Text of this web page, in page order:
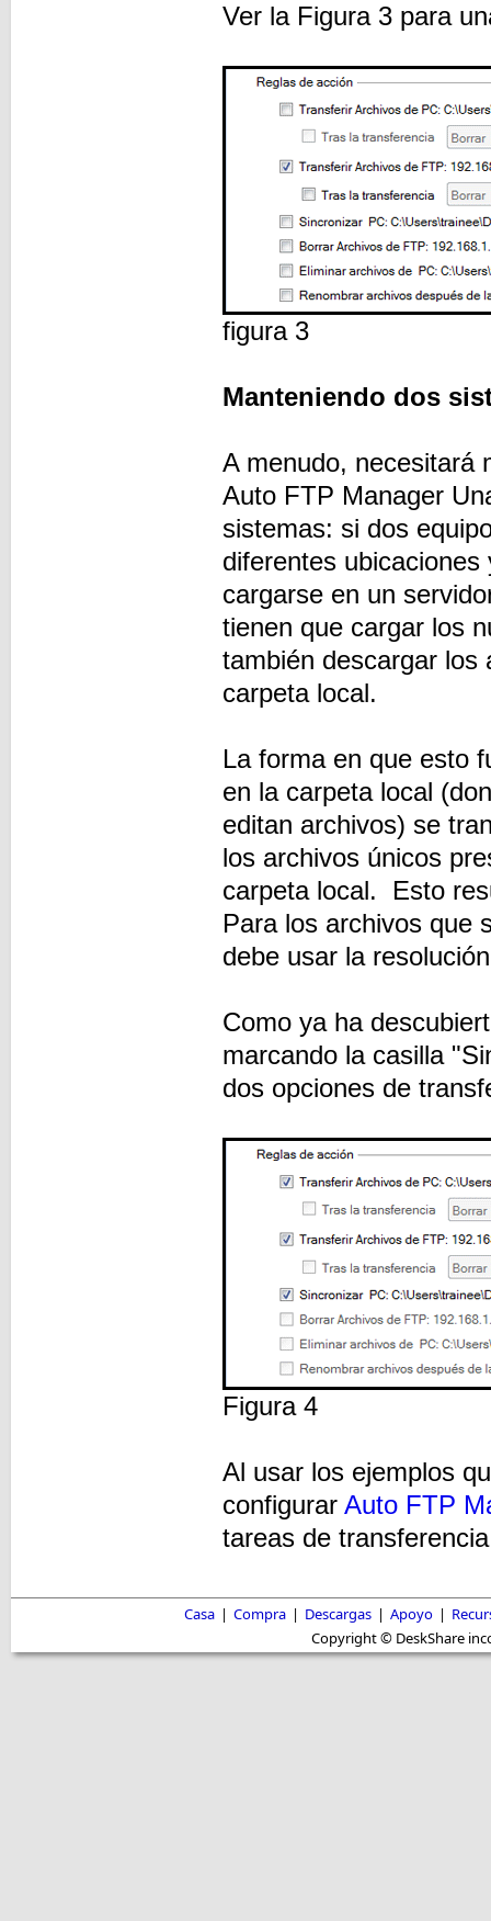
Ver la Figura 3 para
figura 3
Manteniendo dos
A menudo, necesitará
Auto FTP Manager
sistemas: si dos
diferentes
cargarse en un
tienen que cargar los
también descargar los
carpeta local.
La forma en que esto
en la carpeta local
editan archivos) se
los archivos únicos
carpeta local. Esto
Para los archivos que
debe usar la
Como ya ha
marcando la casilla
dos opciones de
Figura 4
Al usar los ejemplos
configurar Auto FTP
tareas de
Casa | Compra | Descargas | Apoyo |
Copyright © DeskShare